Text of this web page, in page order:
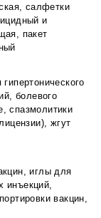
салфетки
и
пакет
болевого
спазмолитики
жгут
иглы для
вакцин,